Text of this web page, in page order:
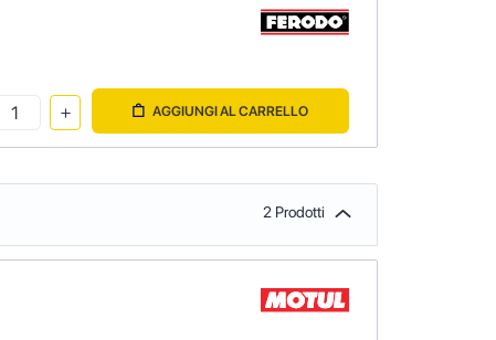
AGGIUNGI AL CARRELLO
2 Prodotti